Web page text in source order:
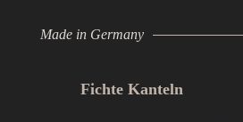
Made in Germany
Fichte Kanteln